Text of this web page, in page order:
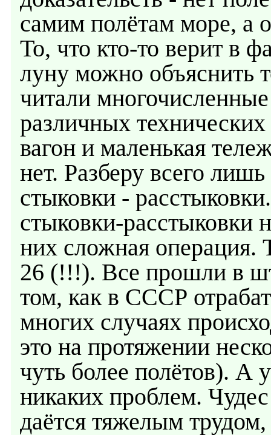
самим полётам море, а
То, что кто-то верит в
луну можно объяснить
читали
различных
вагон и маленькая
нет. Разберу всего
стыковки -
стыковки-расстыковки
них сложная операция.
26 (!!!). Все прошли в
том, как в СССР
многих случаях
это на протяжении
чуть более полётов). А
никаких проблем.
даётся тяжелым